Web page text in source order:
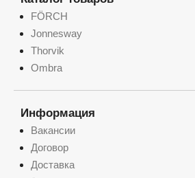
FÖRCH
Jonnesway
Thorvik
Ombra
Информация
Вакансии
Договор
Доставка